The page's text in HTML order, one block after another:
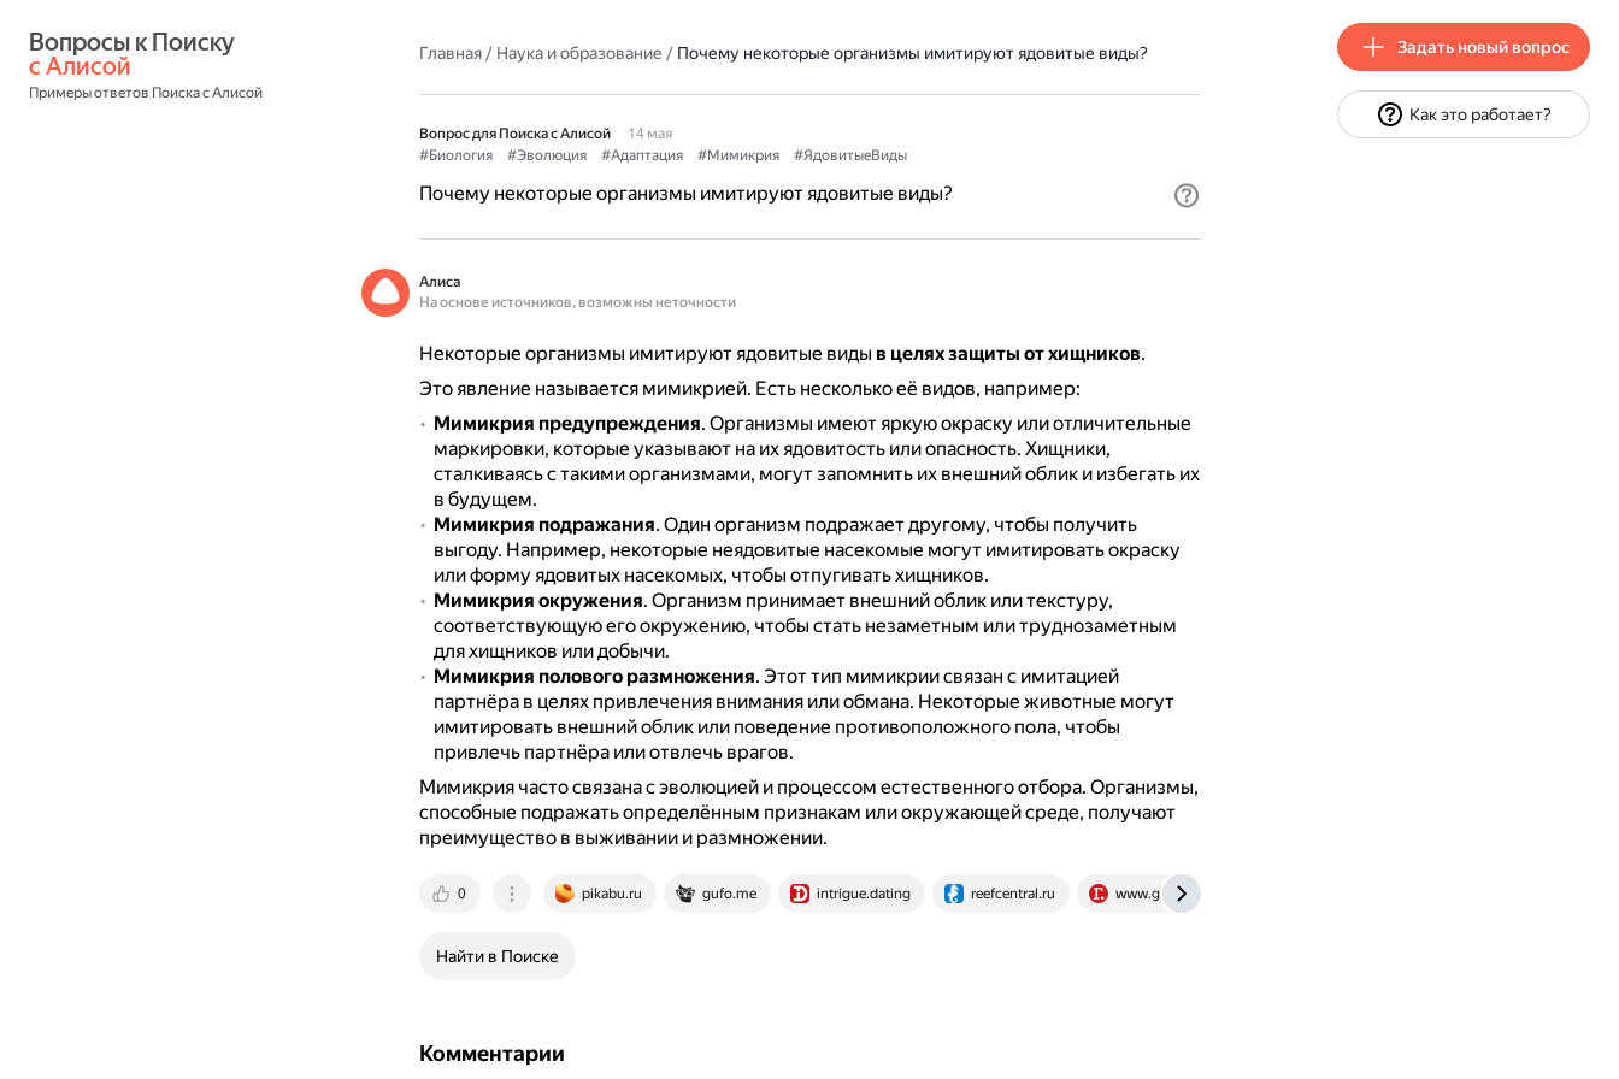
с Алисой
Примеры ответов Поиска с Алисой
Главная/ Наука и образование / Почему некоторые организмы имитируют ядовитые виды?
Вопрос для Поиска с Алисой
14 мая
#Биология
#Эволюция #Адаптация #Мимикрия #ЯдовитыеВиды
Почему некоторые организмы имитируют ядовитые виды?
Алиса
На основе источников, возможны неточности
Некоторые организмы имитируют ядовитые виды в целях защиты от хищников.
Это явление называется мимикрией. Есть несколько её видов, например:
Мимикрия предупреждения. Организмы имеют яркую окраску или отличительные
маркировки, которые указывают на их ядовитость или опасность. Хищники,
сталкиваясь с такими организмами, могут запомнить их внешний облик и избегать их
в будущем.
Мимикрия подражания. Один организм подражает другому, чтобы получить
выгоду. Например, некоторые неядовитые насекомые могут имитировать окраску
или форму ядовитых насекомых, чтобы отпугивать хищников.
Мимикрия окружения. Организм принимает внешний облик или текстуру,
соответствующую его окружению, чтобы стать незаметным или труднозаметным
для хищников или добычи.
Мимикрия полового размножения. Этот тип мимикрии связан с имитацией
партнёра в целях привлечения внимания или обмана. Некоторые животные могут
имитировать внешний облик или поведение противоположного пола, чтобы
привлечь партнёра или отвлечь врагов.
Мимикрия часто связана с эволюцией и процессом естественного отбора. Организмы,
способные подражать определённым признакам или окружающей среде, получают
преимущество в выживании и размножении.
0 pikabu.ru gufo.me intrigue.dating reefcentral.ru www.gazeta.ru
Найти в Поиске
Комментарии
Задать новый вопрос
Как это работает?